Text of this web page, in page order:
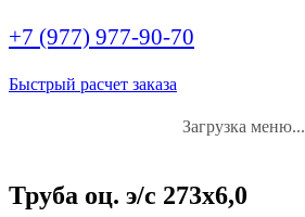
+7 (977) 977-90-70
Быстрый расчет заказа
Загрузка меню...
Труба оц. э/с 273х6,0